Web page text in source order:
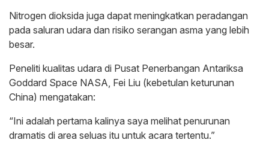
Nitrogen dioksida juga dapat meningkatkan peradangan
pada saluran udara dan risiko serangan asma yang lebih
besar.
Peneliti kualitas udara di Pusat Penerbangan Antariksa
Goddard Space NASA, Fei Liu (kebetulan keturunan
China) mengatakan:
“Ini adalah pertama kalinya saya melihat penurunan
dramatis di area seluas itu untuk acara tertentu.”